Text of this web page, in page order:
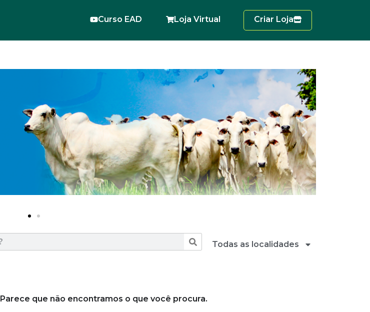
Loja Virtual
Curso EAD Criar Loja
Todas as localidades
Parece que não encontramos o que você procura.